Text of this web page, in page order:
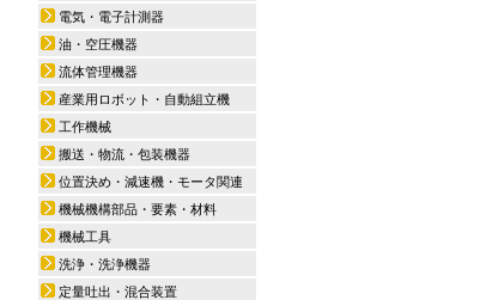
電気・電子計測器
油・空圧機器
流体管理機器
産業用ロボット・自動組立機
工作機械
搬送・物流・包装機器
位置決め・減速機・モータ関連
機械機構部品・要素・材料
機械工具
洗浄・洗浄機器
定量吐出・混合装置